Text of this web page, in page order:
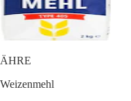
ÄHRE
Weizenmehl